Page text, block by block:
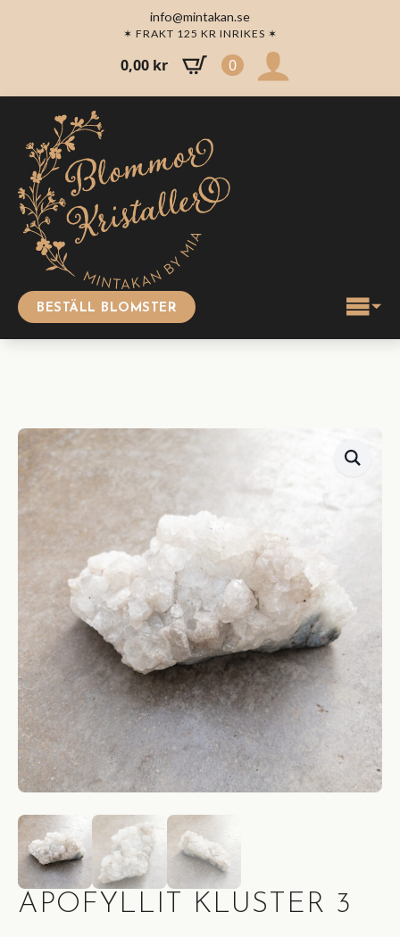
info@mintakan.se
✶ FRAKT 125 KR INRIKES ✶
0,00 kr 0
BESTÄLL BLOMSTER
APOFYLLIT KLUSTER 3